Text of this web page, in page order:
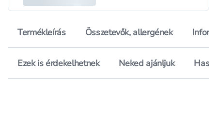
Termékleírás Összetevők, allergének
Ezek is érdekelhetnek Neked ajánljuk